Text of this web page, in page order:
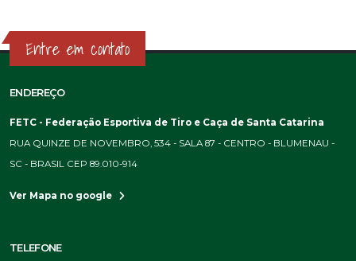
Entre em contato
ENDEREÇO
FETC - Federação Esportiva de Tiro e Caça de Santa Catarina
RUA QUINZE DE NOVEMBRO, 534 - SALA 87 - CENTRO - BLUMENAU -
SC - BRASIL CEP 89.010-914
Ver Mapa no google
TELEFONE